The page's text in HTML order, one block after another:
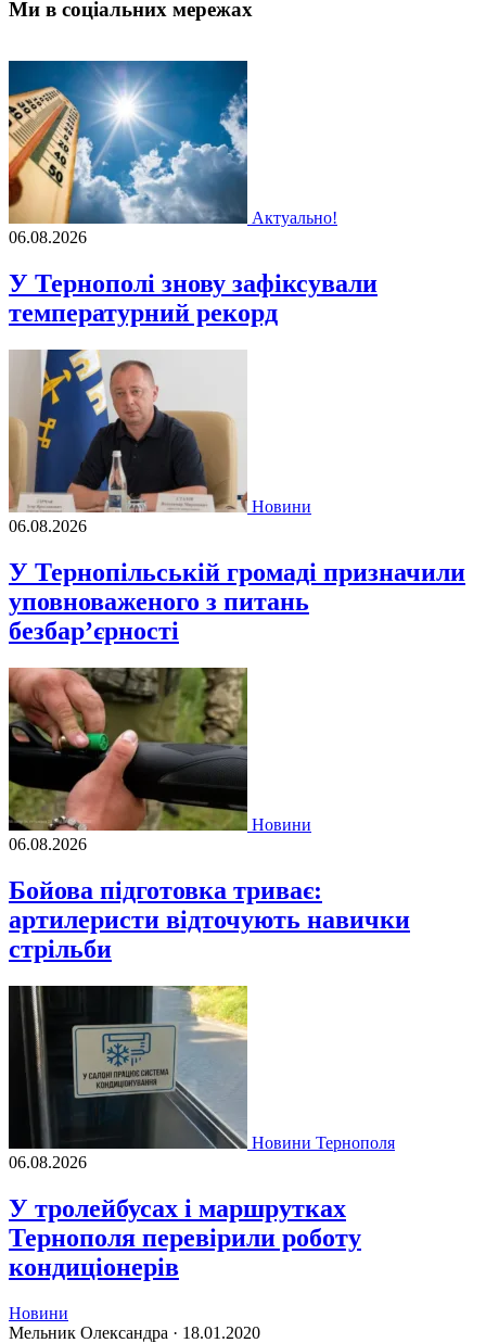
Ми в соціальних мережах
Актуально!
06.08.2026
У Тернополі знову зафіксували
температурний рекорд
Новини
06.08.2026
У Тернопільській громаді призначили
уповноваженого з питань
безбар’єрності
Новини
06.08.2026
Бойова підготовка триває:
артилеристи відточують навички
стрільби
Новини Тернополя
06.08.2026
У тролейбусах і маршрутках
Тернополя перевірили роботу
кондиціонерів
Новини
Мельник Олександра · 18.01.2020